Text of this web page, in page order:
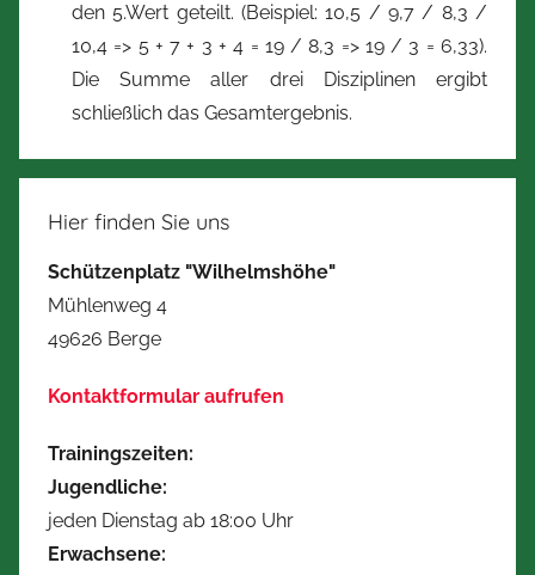
den 5.Wert geteilt. (Beispiel: 10,5 / 9,7 / 8,3 /
10,4 => 5 + 7 + 3 + 4 = 19 / 8,3 => 19 / 3 = 6,33).
Die Summe aller drei Disziplinen ergibt
schließlich das Gesamtergebnis.
Hier finden Sie uns
Schützenplatz "Wilhelmshöhe"
Mühlenweg 4
49626 Berge
Kontaktformular aufrufen
Trainingszeiten:
Jugendliche:
jeden Dienstag ab 18:00 Uhr
Erwachsene: